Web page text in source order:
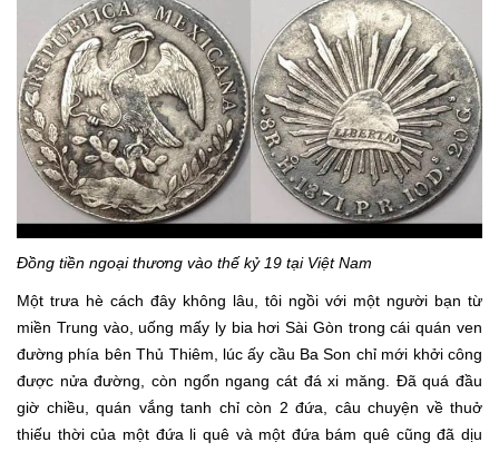
Đồng tiền ngoại thương vào thế kỷ 19 tại Việt Nam
Một trưa hè cách đây không lâu, tôi ngồi với một người bạn từ
miền Trung vào, uống mấy ly bia hơi Sài Gòn trong cái quán ven
đường phía bên Thủ Thiêm, lúc ấy cầu Ba Son chỉ mới khởi công
được nửa đường, còn ngổn ngang cát đá xi măng. Đã quá đầu
giờ chiều, quán vắng tanh chỉ còn 2 đứa, câu chuyện về thuở
thiếu thời của một đứa li quê và một đứa bám quê cũng đã dịu